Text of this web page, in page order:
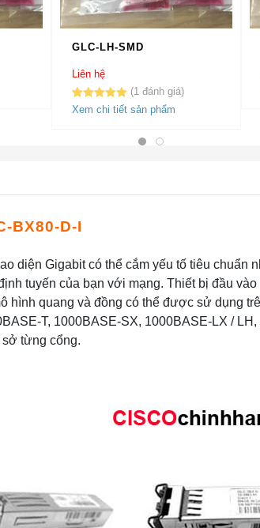
GLC-LH-SMD
Liên hệ
5.00trên 5
1
1
Xem chi tiết sản phẩm
BX80-D-I
diện Gigabit có thể cắm yếu tố tiêu chuẩn
tuyến của bạn với mạng. Thiết bị đầu vào
hình quang và đồng có thể được sử dụng
T, 1000BASE-SX, 1000BASE-LX /
từng cổng.